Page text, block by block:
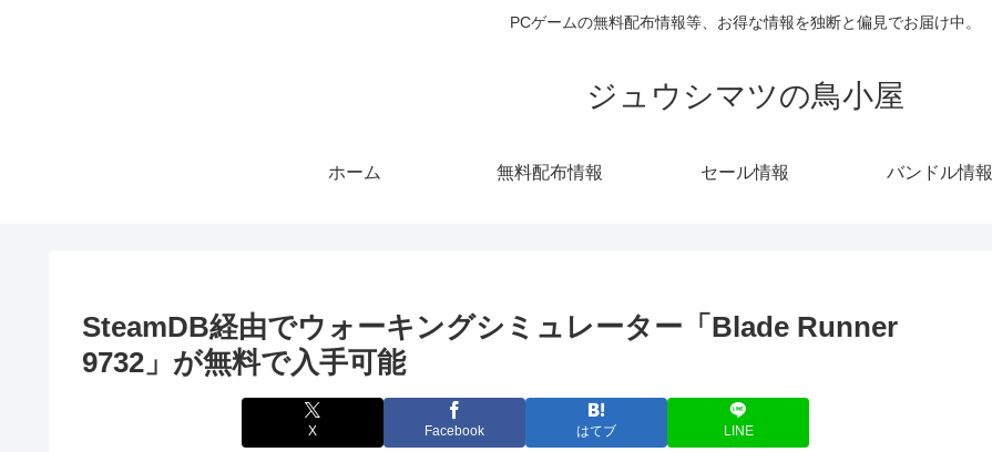
PCゲームの無料配布情報等、お得な情報を独断と偏見でお届け中。
ジュウシマツの鳥小屋
ホーム 無料配布情報 セール情報 バンドル情報
SteamDB経由でウォーキングシミュレーター「Blade Runner
9732」が無料で入手可能
X Facebook はてブ LINE